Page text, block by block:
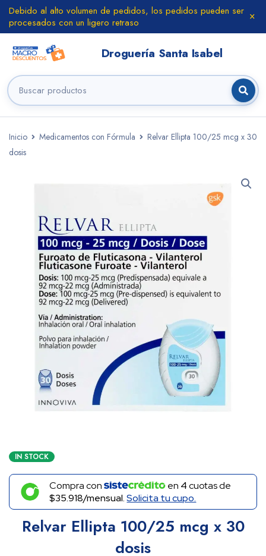
Debido al alto volumen de pedidos, los pedidos pueden ser
procesados con un ligero retraso
Inicio Medicamentos con Fórmula
Relvar Ellipta 100/25 mcg x 30
dosis
IN STOCK
Compra con en 4cuotas de
$35.918/mensual.Solicita tu cupo.
Relvar Ellipta 100/25 mcg x 30
dosis